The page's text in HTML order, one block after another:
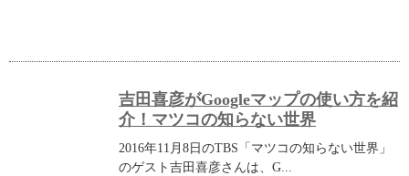
吉田喜彦がGoogleマップの使い方を紹
介！マツコの知らない世界
2016年11月8日のTBS「マツコの知らない世界」
のゲスト吉田喜彦さんは、G...